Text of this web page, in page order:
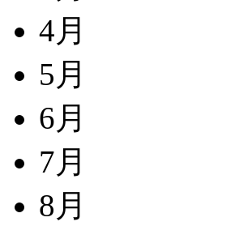
4月
5月
6月
7月
8月